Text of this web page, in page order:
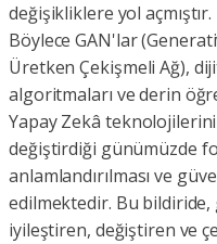
değişikliklere yol açmıştır.
Böylece GAN'lar
Üretken Çekişmeli Ağ),
algoritmaları ve derin
Yapay Zekâ
değiştirdiği günümüzde
anlamlandırılması ve
edilmektedir. Bu
iyileştiren, değiştiren ve